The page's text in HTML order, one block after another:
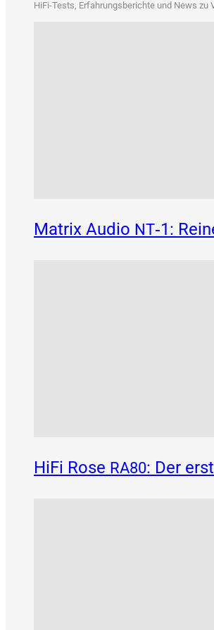
HiFi-Tests, Erfah­rungs­be­rich­te und News zu
Matrix Audio NT‑1:
HiFi Rose RA80: Der